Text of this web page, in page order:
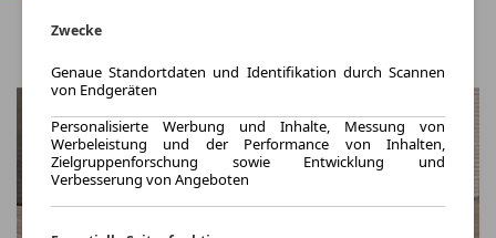
Zwecke
Genaue Standortdaten und Identifikation durch Scannen
von Endgeräten
Personalisierte Werbung und Inhalte, Messung von
Werbeleistung und der Performance von Inhalten,
Zielgruppenforschung sowie Entwicklung und
Verbesserung von Angeboten